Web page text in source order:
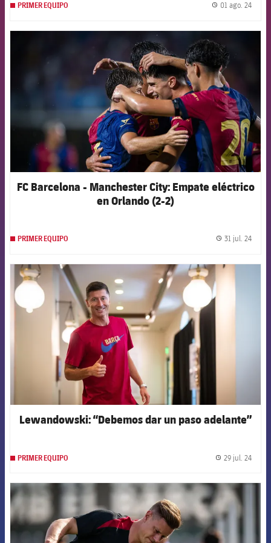
PRIMER EQUIPO 01 ago. 24
FCB Barcelona badge
FC Barcelona - Manchester City: Empate eléctrico
en Orlando (2-2)
PRIMER EQUIPO 31 jul. 24
FCB Barcelona badge
Lewandowski: “Debemos dar un paso adelante”
PRIMER EQUIPO 29 jul. 24
FCB Barcelona badge